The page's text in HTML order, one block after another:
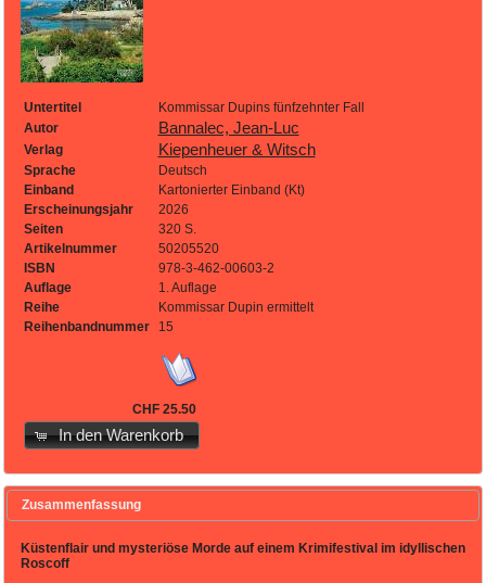
Untertitel
Kommissar Dupins fünfzehnter Fall
Autor
Bannalec, Jean-Luc
Verlag Kiepenheuer & Witsch
Sprache
Deutsch
Einband
Kartonierter Einband (Kt)
Erscheinungsjahr
2026
Seiten
320 S.
Artikelnummer
50205520
ISBN
978-3-462-00603-2
Auflage
1. Auflage
Reihe
Kommissar Dupin ermittelt
Reihenbandnummer
15
CHF 25.50
In den Warenkorb
Zusammenfassung
Küstenflair und mysteriöse Morde auf einem Krimifestival im idyllischen
Roscoff